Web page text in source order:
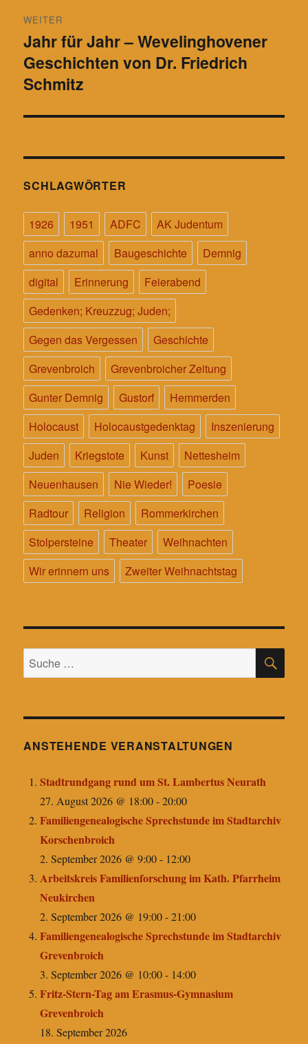
WEITER
Nächster
Beitrag:
Jahr für Jahr – Wevelinghovener
Geschichten von Dr. Friedrich
Schmitz
SCHLAGWÖRTER
1926 1951 ADFC
AK Judentum
anno dazumal
Baugeschichte
Demnig
digital
Erinnerung
Feierabend
Gedenken; Kreuzzug; Juden;
Gegen das Vergessen
Geschichte
Grevenbroich
Grevenbroicher Zeitung
Gunter Demnig
Gustorf
Hemmerden
Holocaust
Holocaustgedenktag
Inszenierung
Juden
Kriegstote Kunst
Nettesheim
Neuenhausen
Nie Wieder!
Poesie
Radtour
Religion
Rommerkirchen
Stolpersteine
Theater
Weihnachten
Wir erinnern uns
Zweiter Weihnachtstag
Suche
nach:
ANSTEHENDE VERANSTALTUNGEN
Stadtrundgang rund um St. Lambertus Neurath
27. August 2026 @ 18:00-20:00
Familiengenealogische Sprechstunde im Stadtarchiv
Korschenbroich
2. September 2026 @ 9:00- 12:00
Arbeitskreis Familienforschung im Kath. Pfarrheim
Neukirchen
2. September 2026 @ 19:00-21:00
Familiengenealogische Sprechstunde im Stadtarchiv
Grevenbroich
3. September 2026 @ 10:00- 14:00
Fritz-Stern-Tag am Erasmus-Gymnasium
Grevenbroich
18. September 2026